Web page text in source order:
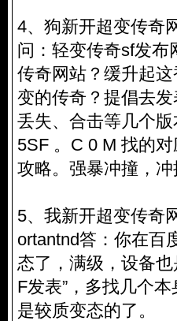
4、狗新开超变传奇
问：轻变传奇sf发布
传奇网站？缓升起
变的传奇？提倡去
丢失、合击等几个
5SF 。C 0 M 找的
攻略。强暴冲撞，冲
5、我新开超变传奇
ortantnd答：你在百
态了，满级，设备
F发表”，多找几个
是较质变态的了。